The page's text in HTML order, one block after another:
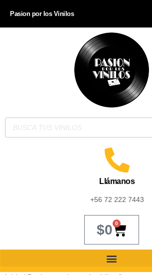
Pasion por los Vinilos
Llámanos
+56 72 222 7443
$0 0